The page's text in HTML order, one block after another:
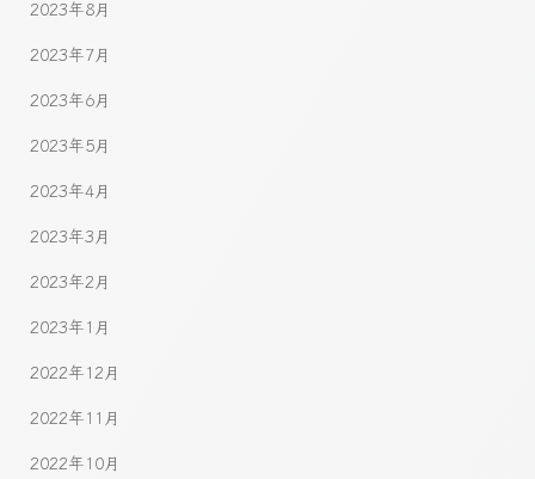
2023年8月
2023年7月
2023年6月
2023年5月
2023年4月
2023年3月
2023年2月
2023年1月
2022年12月
2022年11月
2022年10月